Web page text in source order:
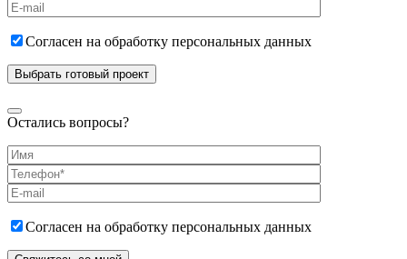
Согласен на обработку персональных данных
Остались вопросы?
Согласен на обработку персональных данных